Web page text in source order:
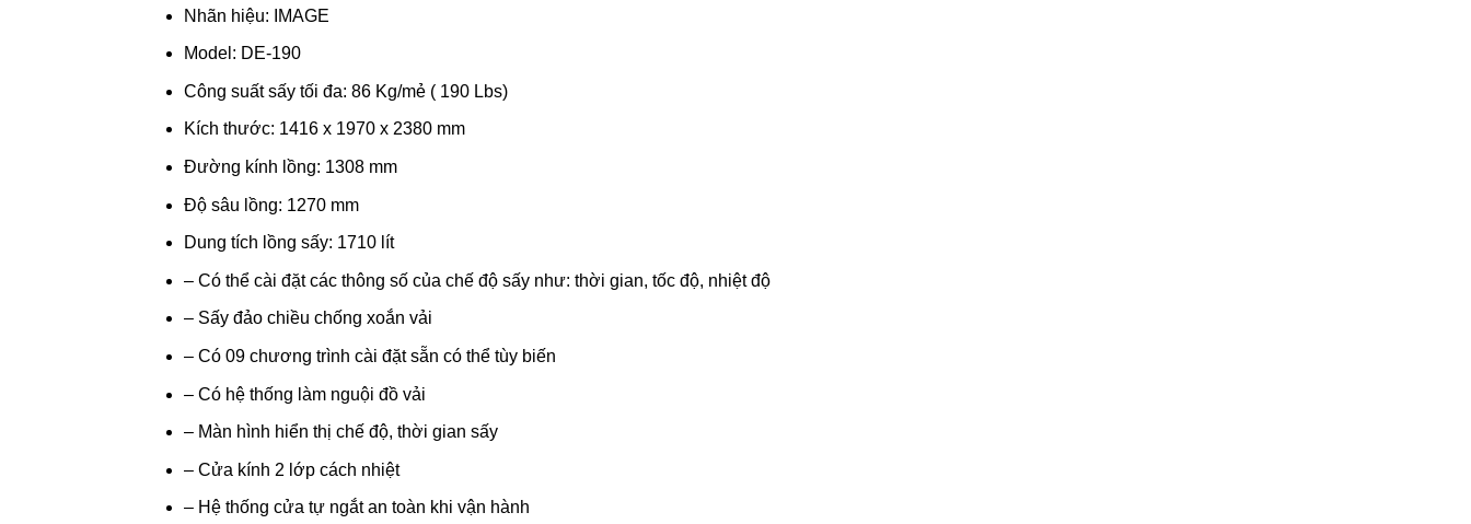
Nhãn hiệu: IMAGE
Model: DE-190
Công suất sấy tối đa: 86 Kg/mẻ ( 190 Lbs)
Kích thước: 1416 x 1970 x 2380 mm
Đường kính lồng: 1308 mm
Độ sâu lồng: 1270 mm
Dung tích lồng sấy: 1710 lít
– Có thể cài đặt các thông số của chế độ sấy như: thời gian, tốc độ, nhiệt độ
– Sấy đảo chiều chống xoắn vải
– Có 09 chương trình cài đặt sẵn có thể tùy biến
– Có hệ thống làm nguội đồ vải
– Màn hình hiển thị chế độ, thời gian sấy
– Cửa kính 2 lớp cách nhiệt
– Hệ thống cửa tự ngắt an toàn khi vận hành